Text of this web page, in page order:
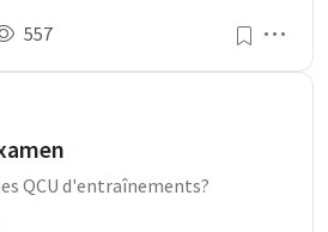
557
QCU d'entraînements?